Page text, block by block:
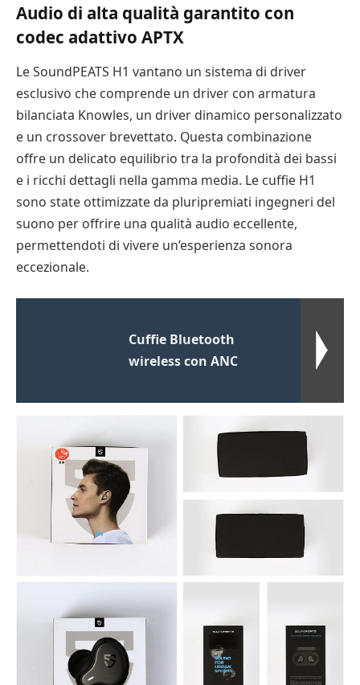
Audio di alta qualità garantito con
codec adattivo APTX
Le SoundPEATS H1 vantano un sistema di driver
esclusivo che comprende un driver con armatura
bilanciata Knowles, un driver dinamico personalizzato
e un crossover brevettato. Questa combinazione
offre un delicato equilibrio tra la profondità dei bassi
e i ricchi dettagli nella gamma media. Le cuffie H1
sono state ottimizzate da pluripremiati ingegneri del
suono per offrire una qualità audio eccellente,
permettendoti di vivere un’esperienza sonora
eccezionale.
Cuffie Bluetooth
wireless con ANC